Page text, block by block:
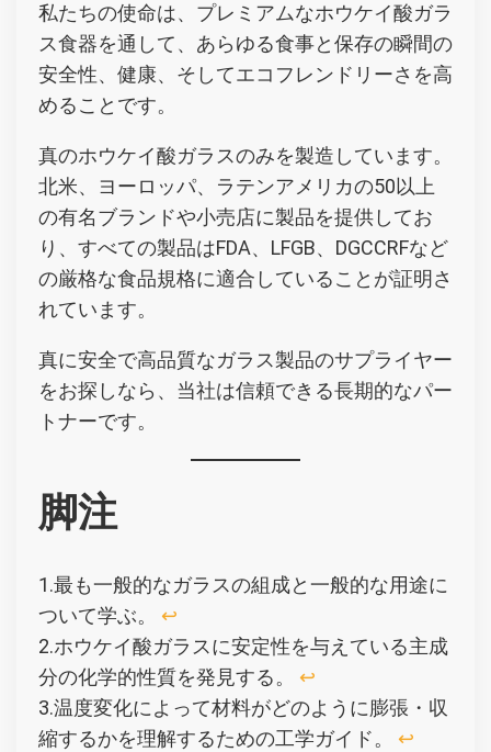
私たちの使命は、プレミアムなホウケイ酸ガラ
ス食器を通して、あらゆる食事と保存の瞬間の
安全性、健康、そしてエコフレンドリーさを高
めることです。
真のホウケイ酸ガラスのみを製造しています。
北米、ヨーロッパ、ラテンアメリカの50以上
の有名ブランドや小売店に製品を提供してお
り、すべての製品はFDA、LFGB、DGCCRFなど
の厳格な食品規格に適合していることが証明さ
れています。
真に安全で高品質なガラス製品のサプライヤー
をお探しなら、当社は信頼できる長期的なパー
トナーです。
脚注
1.最も一般的なガラスの組成と一般的な用途に
ついて学ぶ。 ↩︎
2.ホウケイ酸ガラスに安定性を与えている主成
分の化学的性質を発見する。 ↩︎
3.温度変化によって材料がどのように膨張・収
縮するかを理解するための工学ガイド。 ↩︎